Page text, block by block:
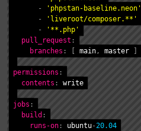
-
'phpstan-baseline.neon'
-
'liveroot/composer.**'
-
'**.php'
pull_request :
branches : main, master
permissions :
contents : write
jobs :
build :
runs-on: ubuntu-20.04